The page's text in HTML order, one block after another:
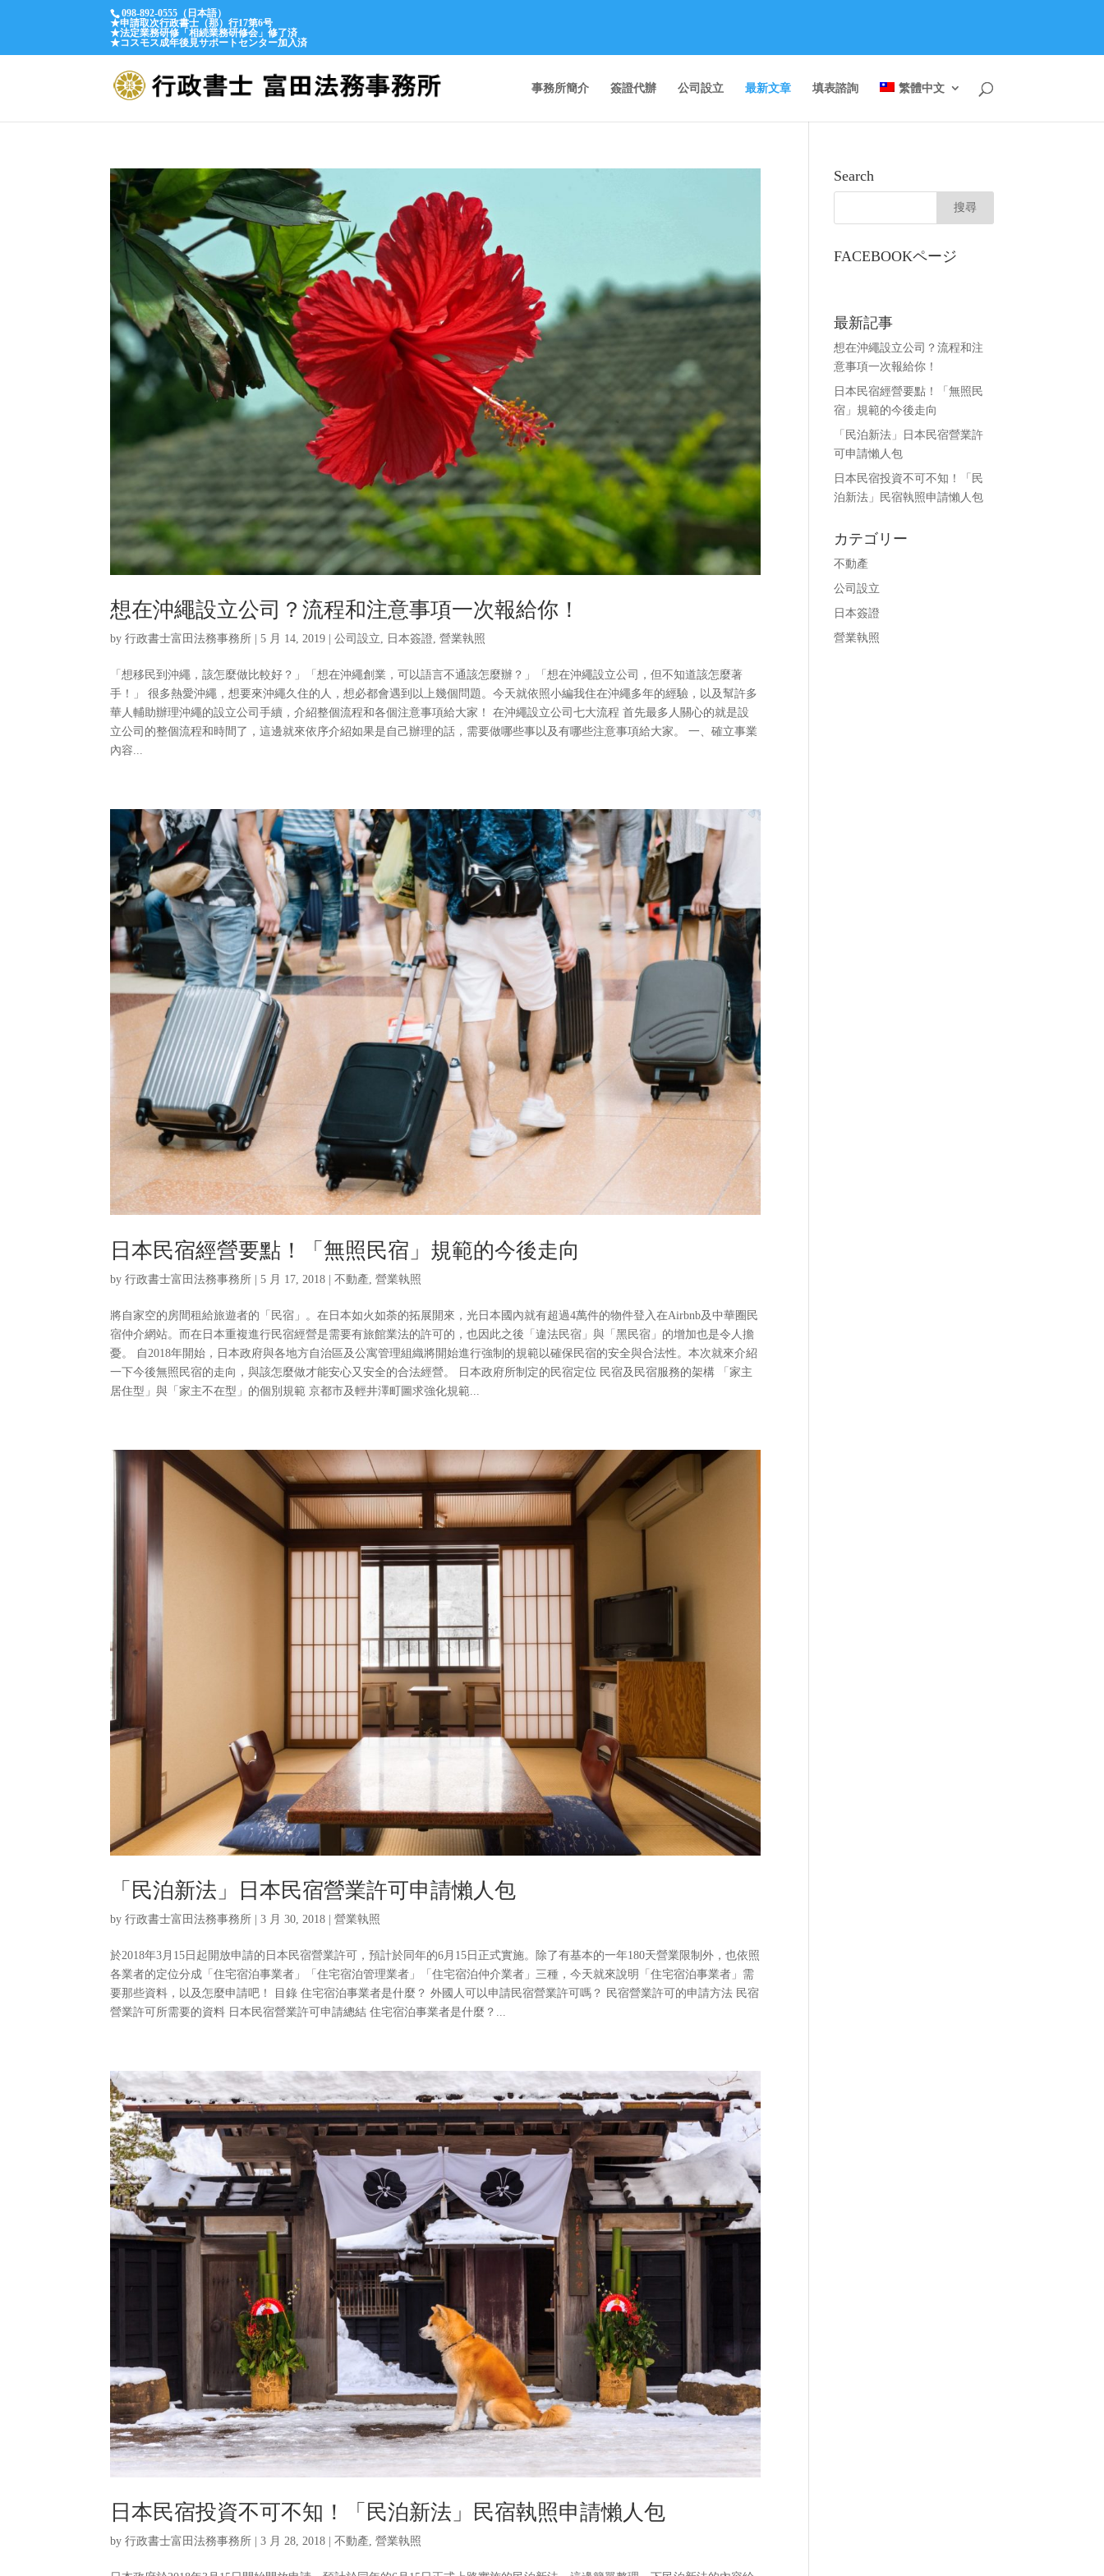
098-892-0555（日本語）
★申請取次行政書士（那）行17第6号
★法定業務研修「相続業務研修会」修了済
★コスモス成年後見サポートセンター加入済
事務所簡介 簽證代辦 公司設立 最新文章 填表諮詢 繁體中文
想在沖繩設立公司？流程和注意事項一次報給你！
by行政書士富田法務事務所 |5 月 14, 2019 |公司設立 日本簽證 ,營業執照
「想移民到沖繩，該怎麼做比較好？」「想在沖繩創業，可以語言不通該怎麼辦？」「想在沖繩設立公司，但不知道該怎麼著
手！」 很多熱愛沖繩，想要來沖繩久住的人，想必都會遇到以上幾個問題。今天就依照小編我住在沖繩多年的經驗，以及幫許多
華人輔助辦理沖繩的設立公司手續，介紹整個流程和各個注意事項給大家！ 在沖繩設立公司七大流程 首先最多人關心的就是設
立公司的整個流程和時間了，這邊就來依序介紹如果是自己辦理的話，需要做哪些事以及有哪些注意事項給大家。 一、確立事業
內容...
日本民宿經營要點！「無照民宿」規範的今後走向
by行政書士富田法務事務所 |5 月 17, 2018 |不動產 ,營業執照
將自家空的房間租給旅遊者的「民宿」。在日本如火如荼的拓展開來，光日本國內就有超過4萬件的物件登入在Airbnb及中華圈民
宿仲介網站。而在日本重複進行民宿經營是需要有旅館業法的許可的，也因此之後「違法民宿」與「黑民宿」的增加也是令人擔
憂。 自2018年開始，日本政府與各地方自治區及公寓管理組織將開始進行強制的規範以確保民宿的安全與合法性。本次就來介紹
一下今後無照民宿的走向，與該怎麼做才能安心又安全的合法經營。 日本政府所制定的民宿定位 民宿及民宿服務的架構 「家主
居住型」與「家主不在型」的個別規範 京都市及輕井澤町圖求強化規範...
「民泊新法」日本民宿營業許可申請懶人包
by行政書士富田法務事務所 |3 月 30, 2018 |營業執照
於2018年3月15日起開放申請的日本民宿營業許可，預計於同年的6月15日正式實施。除了有基本的一年180天營業限制外，也依照
各業者的定位分成「住宅宿泊事業者」「住宅宿泊管理業者」「住宅宿泊仲介業者」三種，今天就來說明「住宅宿泊事業者」需
要那些資料，以及怎麼申請吧！ 目錄 住宅宿泊事業者是什麼？ 外國人可以申請民宿營業許可嗎？ 民宿營業許可的申請方法 民宿
營業許可所需要的資料 日本民宿營業許可申請總結 住宅宿泊事業者是什麼？...
日本民宿投資不可不知！「民泊新法」民宿執照申請懶人包
by行政書士富田法務事務所 |3 月 28, 2018 |不動產,營業執照
Search
FACEBOOKページ
最新記事
想在沖繩設立公司？流程和注
意事項一次報給你！
日本民宿經營要點！「無照民
宿」規範的今後走向
「民泊新法」日本民宿營業許
可申請懶人包
日本民宿投資不可不知！「民
泊新法」民宿執照申請懶人包
カテゴリー
不動產
公司設立
日本簽證
營業執照